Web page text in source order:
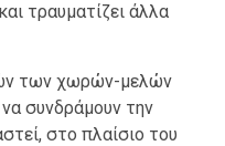
τραυματίζει άλλα
των χωρών-μελών
συνδράμουν την
στο πλαίσιο του